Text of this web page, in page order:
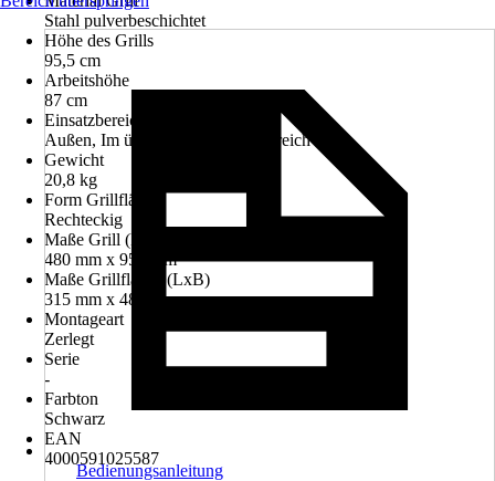
Stahl pulverbeschichtet
Höhe des Grills
95,5 cm
Arbeitshöhe
87 cm
Einsatzbereich
Außen, Im überdachten Außenbereich
Gewicht
20,8 kg
Form Grillfläche
Rechteckig
Maße Grill (LxB)
480 mm x 950 mm
Maße Grillfläche (LxB)
315 mm x 485 mm
Montageart
Zerlegt
Serie
-
Farbton
Schwarz
EAN
4000591025587
Bedienungsanleitung